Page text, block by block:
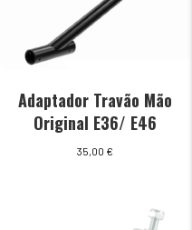
Adaptador Travão Mão
Original E36/ E46
35,00 €